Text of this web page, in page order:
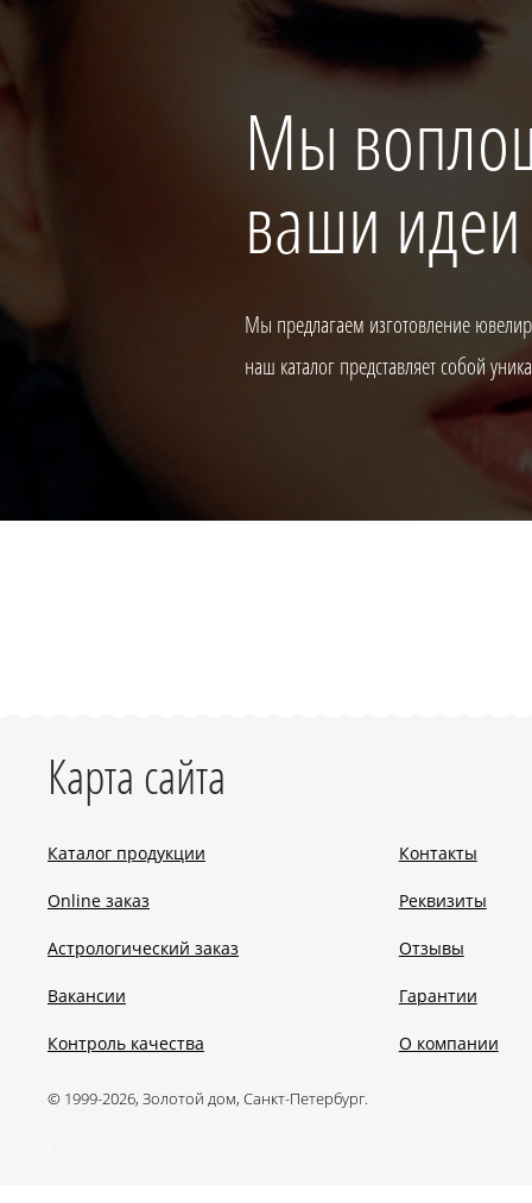
Мы
ваши идеи
Мы предлагаем изготовление
наш каталог представляет собой
Карта сайта
Каталог продукции
Online заказ
Астрологический заказ
Вакансии
Контроль качества
Контакты
Реквизиты
Отзывы
Гарантии
О компании
© 1999-2026, Золотой дом, Санкт-Петербург.